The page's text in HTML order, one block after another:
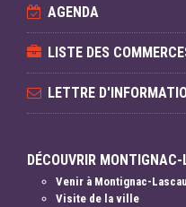
AGENDA
LISTE DES
LETTRE
DÉCOUVRIR
Venir à Montignac-
Visite de la ville